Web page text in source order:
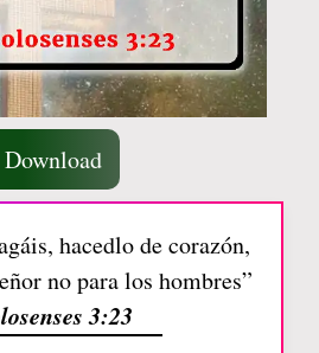
Download
hacedlo de corazón,
no para los hombres”
3:23